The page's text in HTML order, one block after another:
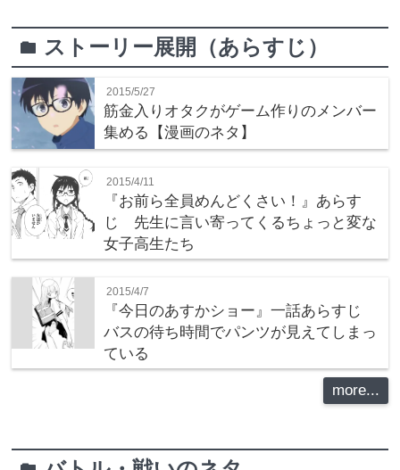
folder ストーリー展開（あらすじ）
2015/5/27
筋金入りオタクがゲーム作りのメンバー
集める【漫画のネタ】
2015/4/11
『お前ら全員めんどくさい！』あらす
じ 先生に言い寄ってくるちょっと変な
女子高生たち
2015/4/7
『今日のあすかショー』一話あらすじ
バスの待ち時間でパンツが見えてしまっ
ている
more...